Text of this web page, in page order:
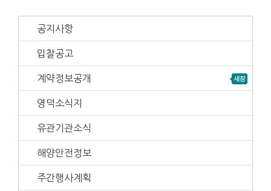
공지사항
입찰공고
계약정보공개
영덕소식지
유관기관소식
해양안전정보
주간행사계획